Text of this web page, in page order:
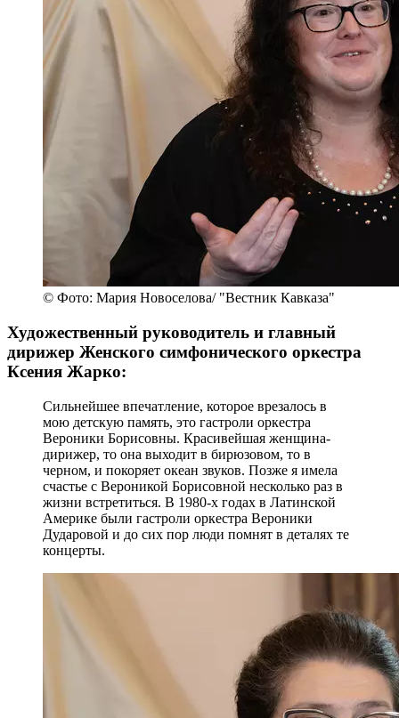
© Фото: Мария Новоселова/ "Вестник Кавказа"
Художественный руководитель и главный
дирижер Женского симфонического оркестра
Ксения Жарко:
Сильнейшее впечатление, которое врезалось в
мою детскую память, это гастроли оркестра
Вероники Борисовны. Красивейшая женщина-
дирижер, то она выходит в бирюзовом, то в
черном, и покоряет океан звуков. Позже я имела
счастье с Вероникой Борисовной несколько раз в
жизни встретиться. В 1980-х годах в Латинской
Америке были гастроли оркестра Вероники
Дударовой и до сих пор люди помнят в деталях те
концерты.